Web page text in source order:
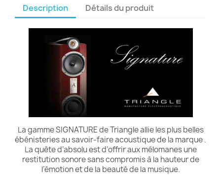
Description Détails du produit
La gamme SIGNATURE de Triangle allie les plus belles
ébénisteries au savoir-faire acoustique de la marque .
La quête d’absolu est d’offrir aux mélomanes une
restitution sonore sans compromis à la hauteur de
l’émotion et de la beauté de la musique.